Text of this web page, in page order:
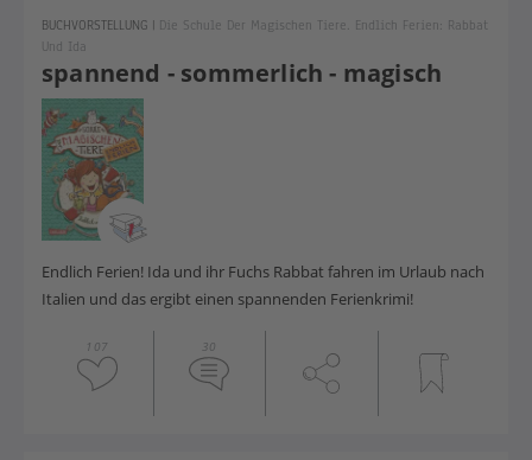
spannend - sommerlich - magisch
BUCHVORSTELLUNG | Die Schule Der Magischen Tiere. Endlich Ferien: Rabbat
Und Ida
Endlich Ferien! Ida und ihr Fuchs Rabbat fahren im Urlaub nach
Italien und das ergibt einen spannenden Ferienkrimi!
107 30